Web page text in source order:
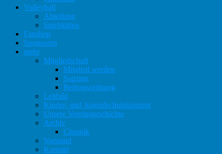
Volleyball
Abteilung
Spielstätten
Fanshop
Sponsoren
mehr
Mitgliedschaft
Mitglied werden
Satzung
Beitragsordnung
Leitbild
Kinder- und Jugendschutzkonzept
Unsere Vereinsgeschichte
Archiv
Chronik
Vorstand
Kontakt